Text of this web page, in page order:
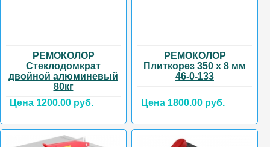
РЕМОКОЛОР
Стеклодомкрат
двойной алюминевый
80кг
Цена 1200.00 руб.
РЕМОКОЛОР
Плиткорез 350 х 8 мм
46-0-133
Цена 1800.00 руб.